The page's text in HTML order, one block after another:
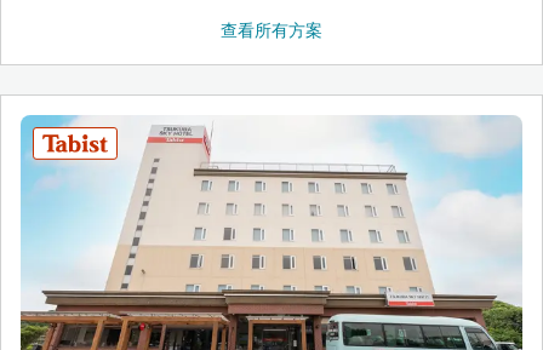
查看所有方案